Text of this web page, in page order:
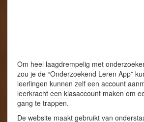
Om heel laagdrempelig met
zou je de “Onderzoekend Leren App”
leerlingen kunnen zelf een account
leerkracht een klasaccount maken om
gang te trappen.
De website maakt gebruikt van